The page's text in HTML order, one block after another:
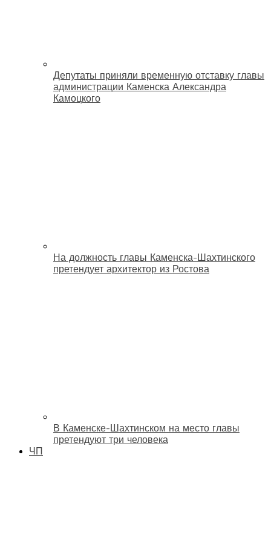
Депутаты приняли временную отставку главы
администрации Каменска Александра
Камоцкого
На должность главы Каменска-Шахтинского
претендует архитектор из Ростова
В Каменске-Шахтинском на место главы
претендуют три человека
ЧП